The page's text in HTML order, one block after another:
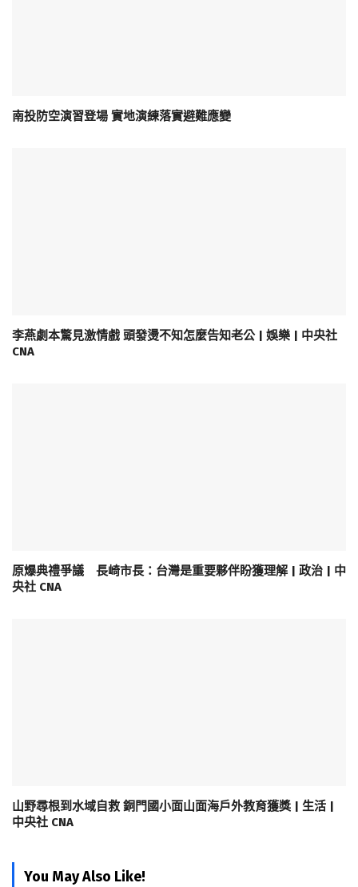
南投防空演習登場 實地演練落實避難應變
李燕劇本驚見激情戲 頭發燙不知怎麼告知老公 | 娛樂 | 中央社
CNA
原爆典禮爭議 長崎市長：台灣是重要夥伴盼獲理解 | 政治 | 中
央社 CNA
山野尋根到水域自救 銅門國小面山面海戶外教育獲獎 | 生活 |
中央社 CNA
You May Also Like!